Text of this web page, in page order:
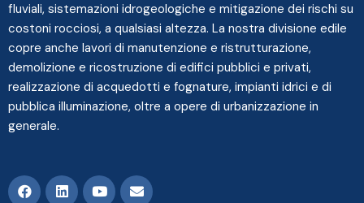
fluviali, sistemazioni idrogeologiche e mitigazione dei rischi su
costoni rocciosi, a qualsiasi altezza. La nostra divisione edile
copre anche lavori di manutenzione e ristrutturazione,
demolizione e ricostruzione di edifici pubblici e privati,
realizzazione di acquedotti e fognature, impianti idrici e di
pubblica illuminazione, oltre a opere di urbanizzazione in
generale.